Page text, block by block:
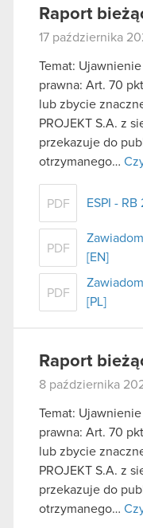
Raport
17 października
Temat:
prawna: Art. 70
lub zbycie
PROJEKT S.A. z
przekazuje do
otrzymanego…
PDF ESPI -
PDF
[EN]
PDF
[PL]
Raport
8 października
Temat:
prawna: Art. 70
lub zbycie
PROJEKT S.A. z
przekazuje do
otrzymanego…